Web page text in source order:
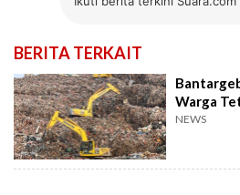
BERITA TERKAIT
Warga
NEWS